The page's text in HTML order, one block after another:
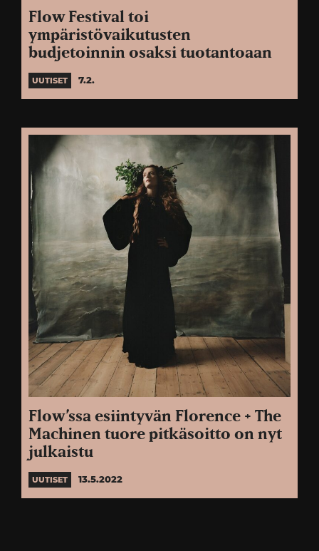
Flow Festival toi
ympäristövaikutusten
budjetoinnin osaksi tuotantoaan
UUTISET 7.2.
Flow’ssa esiintyvän Florence + The
Machinen tuore pitkäsoitto on nyt
julkaistu
UUTISET 13.5.2022